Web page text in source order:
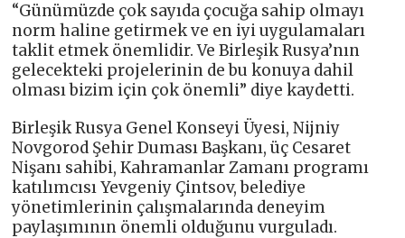
“Günümüzde çok sayıda çocuğa sahip olmayı
norm haline getirmek ve en iyi uygulamaları
taklit etmek önemlidir. Ve Birleşik Rusya’nın
gelecekteki projelerinin de bu konuya dahil
olması bizim için çok önemli” diye kaydetti.
Birleşik Rusya Genel Konseyi Üyesi, Nijniy
Novgorod Şehir Duması Başkanı, üç Cesaret
Nişanı sahibi, Kahramanlar Zamanı programı
katılımcısı Yevgeniy Çintsov, belediye
yönetimlerinin çalışmalarında deneyim
paylaşımının önemli olduğunu vurguladı.